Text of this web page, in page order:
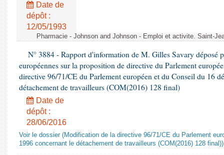
Date de
dépôt :
12/05/1993
Pharmacie - Johnson and Johnson - Emploi et activite. Saint-
N° 3884 - Rapport d'information de M. Gilles Savary déposé
européennes sur la proposition de directive du Parlement
directive 96/71/CE du Parlement européen et du Conseil du 16
détachement de travailleurs (COM(2016) 128 final)
Date de
dépôt :
28/06/2016
Voir le dossier (Modification de la directive 96/71/CE du Parlement
1996 concernant le détachement de travailleurs (COM(2016) 128 final))